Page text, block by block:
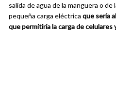
salida de agua de la manguera o
pequeña carga eléctrica que sería
que permitiría la carga de celulares